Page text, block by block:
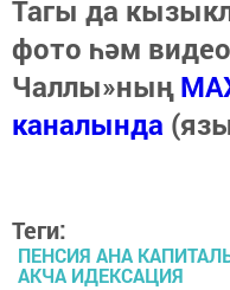
Тагы да
фото һәм
Чаллы»ның
каналында
Теги:
ПЕНСИЯ АНА
АКЧА ИДЕКСАЦИЯ